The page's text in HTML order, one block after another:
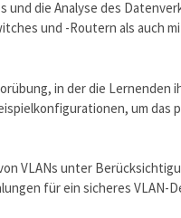
die Analyse des
und -Routern als auch
in der die Lernenden
um das
VLANs unter
für ein sicheres VLAN-